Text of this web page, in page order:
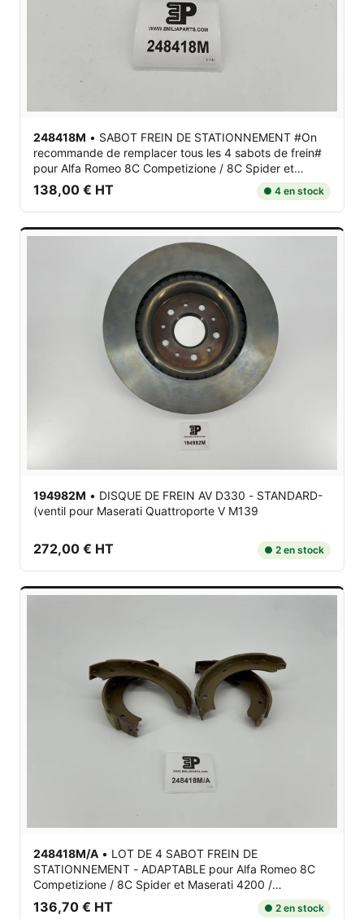
248418M • SABOT FREIN DE STATIONNEMENT #On
recommande de remplacer tous les 4 sabots de frein#
pour Alfa Romeo 8C Competizione / 8C Spider et
Maserati 4200 / GranCabrio M145 / GranTurismo M145
/ Quattroporte V M139
138,00 € HT ● 4 en stock
194982M • DISQUE DE FREIN AV D330 - STANDARD-
(ventil pour Maserati Quattroporte V M139
272,00 € HT ● 2 en stock
248418M/A • LOT DE 4 SABOT FREIN DE
STATIONNEMENT - ADAPTABLE pour Alfa Romeo 8C
Competizione / 8C Spider et Maserati 4200 /
GranCabrio M145 / GranTurismo M145 / Quattroporte V
M139
136,70 € HT ● 2 en stock